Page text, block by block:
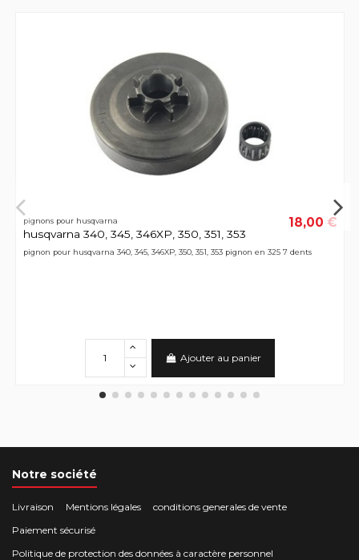
pignons pour husqvarna
husqvarna 340, 345, 346XP, 350, 351, 353
18,00 €
pignon pour husqvarna 340, 345, 346XP, 350, 351, 353 pignon en 325 7 dents
Ajouter au panier
Notre société
Livraison Mentions légales
conditions generales de vente
Paiement sécurisé
Politique de protection des données à caractère personnel